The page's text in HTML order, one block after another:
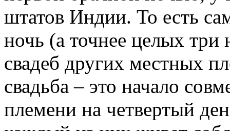
штатов Индии. То есть
ночь (а точнее целых
свадеб других местных
свадьба – это начало
племени на четвертый